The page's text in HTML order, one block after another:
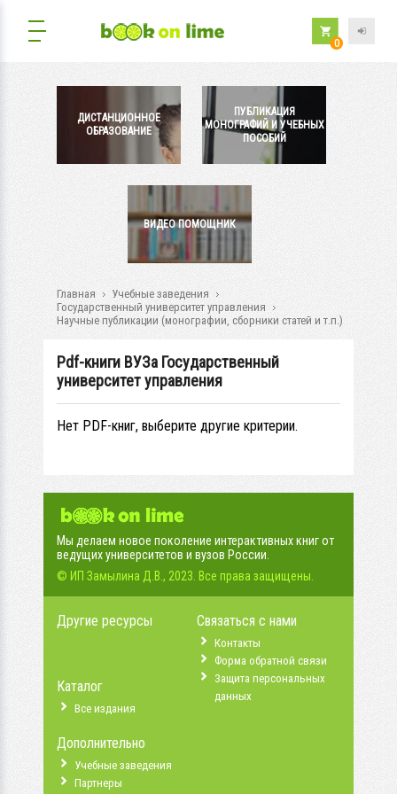
0
ДИСТАНЦИОННОЕ
ОБРАЗОВАНИЕ
ПУБЛИКАЦИЯ
МОНОГРАФИЙ И УЧЕБНЫХ
ПОСОБИЙ
ВИДЕО ПОМОЩНИК
Главная
Учебные заведения
Государственный университет управления
Научные публикации (монографии, сборники статей и т.п.)
Pdf-книги ВУЗа Государственный
университет управления
Нет PDF-книг, выберите другие критерии.
Мы делаем новое поколение интерактивных книг от
ведущих университетов и вузов России.
© ИП Замылина Д.В., 2023. Все права защищены.
Другие ресурсы
Каталог
Все издания
Дополнительно
Учебные заведения
Партнеры
Связаться с нами
Контакты
Форма обратной связи
Защита персональных
данных